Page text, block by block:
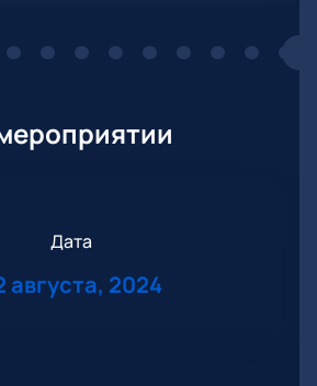
Дата
августа, 2024